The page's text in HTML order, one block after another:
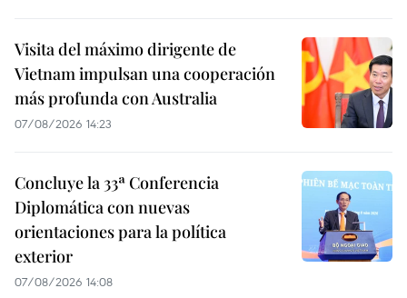
Visita del máximo dirigente de
Vietnam impulsan una cooperación
más profunda con Australia
07/08/2026 14:23
Concluye la 33ª Conferencia
Diplomática con nuevas
orientaciones para la política
exterior
07/08/2026 14:08